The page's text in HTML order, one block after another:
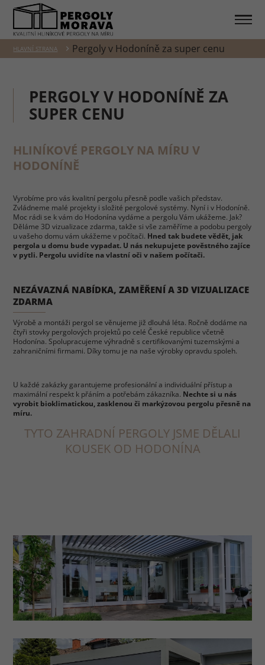
HLAVNÍ STRANA Pergoly v Hodoníně za super cenu
PERGOLY V HODONÍNĚ ZA
SUPER CENU
HLINÍKOVÉ PERGOLY NA MÍRU V
HODONÍNĚ
Vyrobíme pro vás kvalitní pergolu přesně podle vašich představ.
Zvládneme malé projekty i složité pergolové systémy. Nyní i v Hodoníně.
Moc rádi se k vám do Hodonína vydáme a pergolu Vám ukážeme. Jak?
Děláme 3D vizualizace zdarma, takže si vše zaměříme a podobu pergoly
u vašeho domu vám ukážeme v počítači. Hned tak budete vědět, jak
pergola u domu bude vypadat. U nás nekupujete pověstného zajíce
v pytli. Pergolu uvidíte na vlastní oči v našem počítači.
NEZÁVAZNÁ NABÍDKA, ZAMĚŘENÍ A 3D VIZUALIZACE
ZDARMA
Výrobě a montáži pergol se věnujeme již dlouhá léta. Ročně dodáme na
čtyři stovky pergolových projektů po celé České republice včetně
Hodonína. Spolupracujeme výhradně s certifikovanými tuzemskými a
zahraničními firmami. Díky tomu je na naše výrobky opravdu spoleh.
U každé zakázky garantujeme profesionální a individuální přístup a
maximální respekt k přáním a potřebám zákazníka. Nechte si u nás
vyrobit bioklimatickou, zasklenou či markýzovou pergolu přesně na
míru.
TYTO ZAHRADNÍ PERGOLY JSME DĚLALI
KOUSEK OD HODONÍNA